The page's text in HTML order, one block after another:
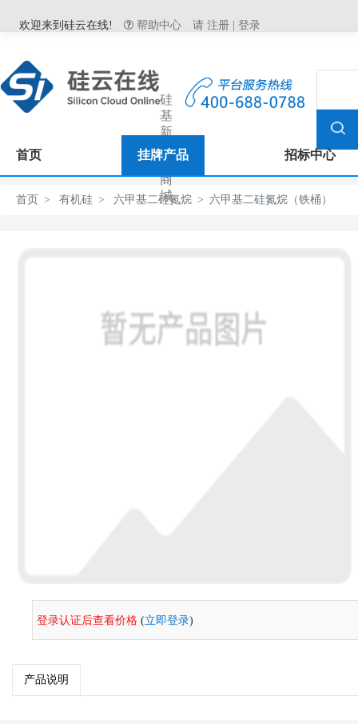
欢迎来到硅云在线! 帮助中心 请 注册 登录
硅
基
新
材
料
商
城
首页 挂牌产品 招标中心
首页 有机硅 六甲基二硅氮烷 六甲基二硅氮烷（铁桶）
登录认证后查看价格 (立即登录)
产品说明